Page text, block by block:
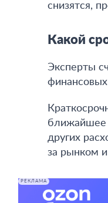
снизятся,
Какой
Эксперты
ближайшее
других
за рынком
РЕКЛАМА